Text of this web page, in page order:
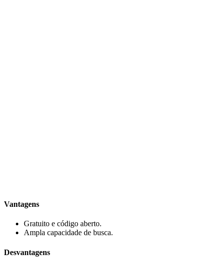
Vantagens
Gratuito e código aberto.
Ampla capacidade de busca.
Desvantagens